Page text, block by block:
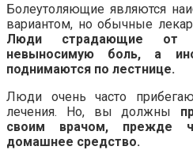
Болеутоляющие являются
вариантом, но обычные
Люди страдающие от
невыносимую боль, а
поднимаются по лестнице.
Люди очень часто
лечения. Но, вы должны
своим врачом, прежде
домашнее средство.